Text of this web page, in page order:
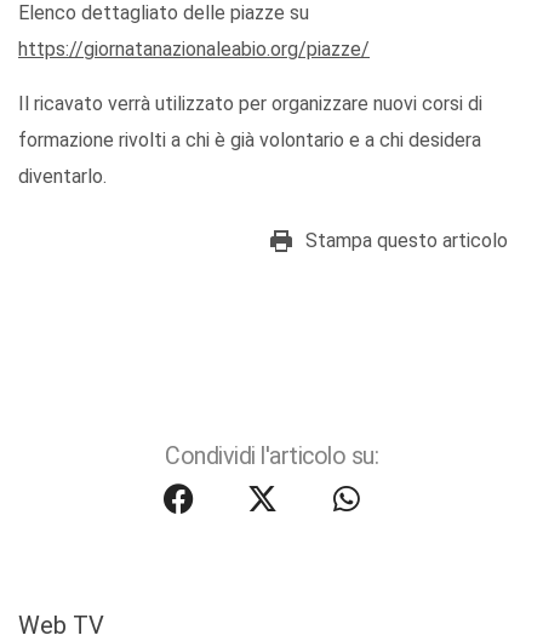
Elenco dettagliato delle piazze su
https://giornatanazionaleabio.org/piazze/
Il ricavato verrà utilizzato per organizzare nuovi corsi di
formazione rivolti a chi è già volontario e a chi desidera
diventarlo.
Stampa questo articolo
Condividi l'articolo su:
Web TV